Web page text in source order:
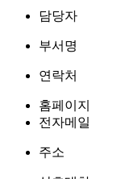
담당자
부서명
연락처
홈페이지
전자메일
주소